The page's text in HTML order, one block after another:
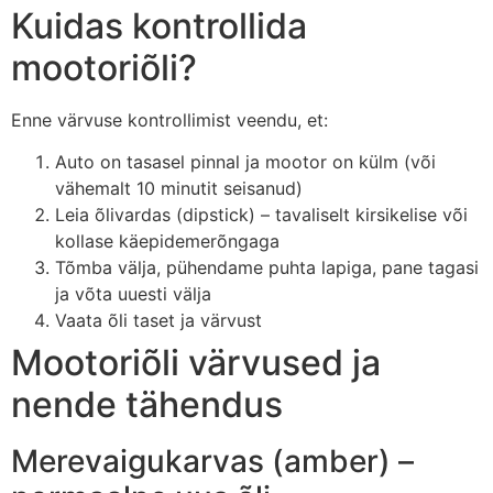
Kuidas kontrollida
mootoriõli?
Enne värvuse kontrollimist veendu, et:
Auto on tasasel pinnal ja mootor on külm (või
vähemalt 10 minutit seisanud)
Leia õlivardas (dipstick) – tavaliselt kirsikelise või
kollase käepidemerõngaga
Tõmba välja, pühendame puhta lapiga, pane tagasi
ja võta uuesti välja
Vaata õli taset ja värvust
Mootoriõli värvused ja
nende tähendus
Merevaigukarvas (amber) –